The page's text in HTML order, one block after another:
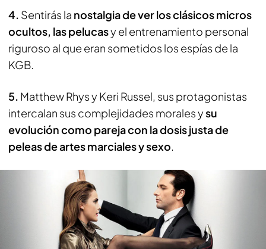
4. Sentirás la nostalgia de ver los clásicos micros
ocultos, las pelucasy el entrenamiento personal
riguroso al que eran sometidos los espías de la
KGB.
5. Matthew Rhys y Keri Russel, sus protagonistas
intercalan sus complejidades morales ysu
evolución como pareja con la dosis justa de
peleas de artes marciales y sexo.